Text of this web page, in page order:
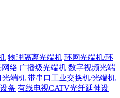
物理隔离光端机 环网光端机/环
网络 广播级光端机 数字视频光端
光端机 带串口工业交换机/光端机
备 有线电视CATV光纤延伸设